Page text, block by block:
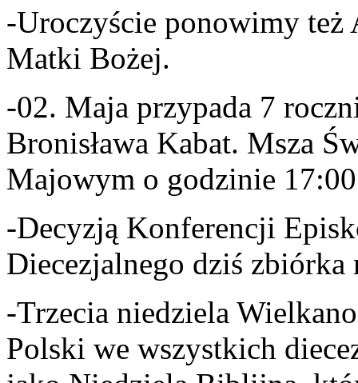
-Uroczyście ponowimy
Matki Bożej.
-02. Maja przypada 7
Bronisława Kabat. Msza
Majowym o godzinie 17:00
-Decyzją Konferencji
Diecezjalnego dziś zbiórka
-Trzecia niedziela
Polski we wszystkich